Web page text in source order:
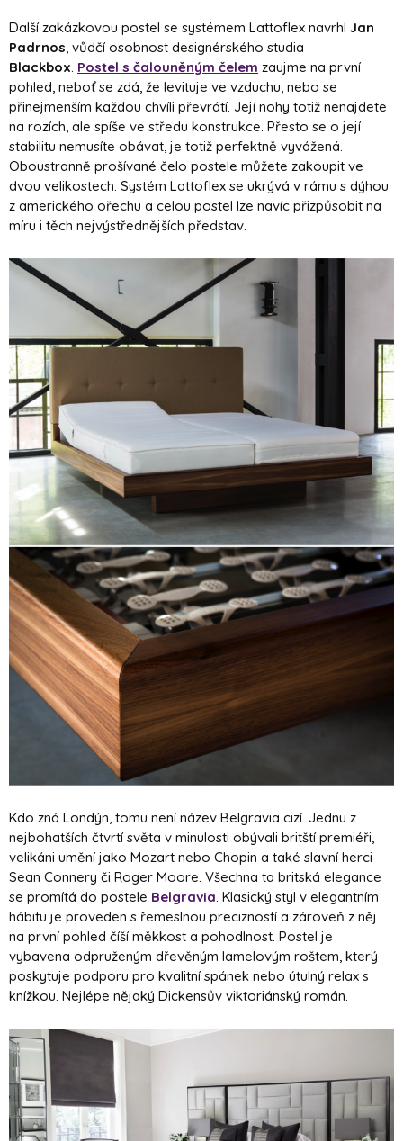
Další zakázkovou postel se systémem Lattoflex navrhl Jan
Padrnos, vůdčí osobnost designérského studia
Blackbox. Postel s čalouněným čelem zaujme na první
pohled, neboť se zdá, že levituje ve vzduchu, nebo se
přinejmenším každou chvíli převrátí. Její nohy totiž nenajdete
na rozích, ale spíše ve středu konstrukce. Přesto se o její
stabilitu nemusíte obávat, je totiž perfektně vyvážená.
Oboustranně prošívané čelo postele můžete zakoupit ve
dvou velikostech. Systém Lattoflex se ukrývá v rámu s dýhou
z amerického ořechu a celou postel lze navíc přizpůsobit na
míru i těch nejvýstřednějších představ.
Kdo zná Londýn, tomu není název Belgravia cizí. Jednu z
nejbohatších čtvrtí světa v minulosti obývali britští premiéři,
velikáni umění jako Mozart nebo Chopin a také slavní herci
Sean Connery či Roger Moore. Všechna ta britská elegance
se promítá do postele Belgravia. Klasický styl v elegantním
hábitu je proveden s řemeslnou precizností a zároveň z něj
na první pohled číší měkkost a pohodlnost. Postel je
vybavena odpruženým dřevěným lamelovým roštem, který
poskytuje podporu pro kvalitní spánek nebo útulný relax s
knížkou. Nejlépe nějaký Dickensův viktoriánský román.